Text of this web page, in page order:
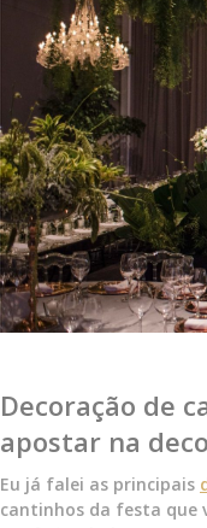
Decoração de
apostar na
Eu já falei as principais
cantinhos da festa que